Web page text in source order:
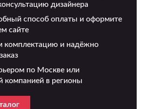
дизайнера
способ оплаты и оформите
сайте
комплектацию и надёжно
по Москве или
компанией в регионы